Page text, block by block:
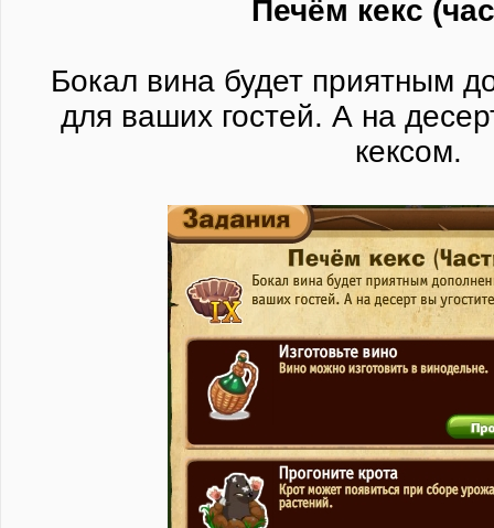
Печём кекс
Бокал вина будет приятным
для ваших гостей. А на
кексом.